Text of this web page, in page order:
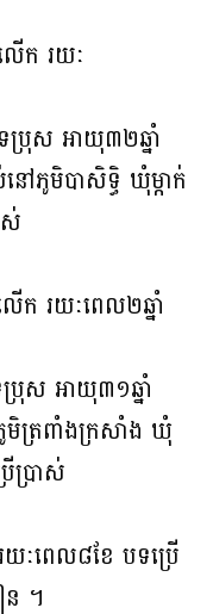
េីក រយៈ
ស អាយុ៣២ឆ្នាំ
ៅភូមិបាសិទ្ធិ ឃុំម្កាក់
ស់
េីក រយៈពេល២ឆ្នាំ
រុស អាយុ៣១ឆ្នាំ
មិត្រពាំងក្រសាំង ឃុំ
ប្រាស់
យៈពេល៨ខែ បទប្រេី
។